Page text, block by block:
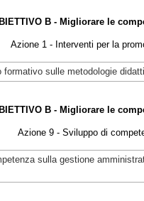
B - Migliorare le
Azione 1 - Interventi per la
formativo sulle metodologie
B - Migliorare le
Azione 9 - Sviluppo di
sulla gestione